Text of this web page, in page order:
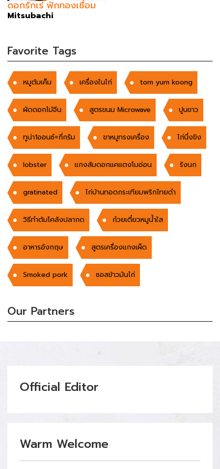
ดอกรักเร่ ฟักทองเชื่อม
Mitsubachi
Favorite Tags
หมูต้มเค็ม เครื่องในไก่ tom yum koong
ผัดดอกไม้จีน สูตรขนม Microwave ปูนขาว
ทูน่า1ออนซ์=กี่กรัม ขาหมูทรงเครื่อง ไก่นึ่งขิง
lobster แกงส้มดอกแคแตงโมอ่อน รังนก
gratinated ไก่บ้านทอดกระเทียมพริกไทยดำ
วิธีทำต้มโคลังปลากด ก๋วยเตี๋ยวหมูน้ำใส
อาหารอังกฤษ สูตรเครื่องแกงเผ็ด
Smoked pork ซอสข้าวมันไก่
Our Partners
Official Editor
Warm Welcome